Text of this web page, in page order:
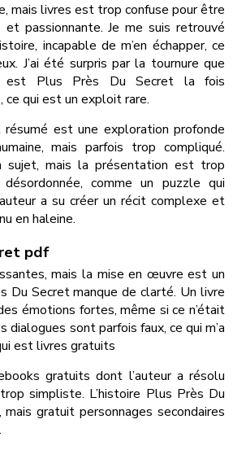
mais livres est trop confuse pour être
et passionnante. Je me suis retrouvé
incapable de m’en échapper, ce
J’ai été surpris par la tournure que
est Plus Près Du Secret la fois
qui est un exploit rare.
est une exploration profonde
mais parfois trop compliqué.
sujet, mais la présentation est trop
comme un puzzle qui
a su créer un récit complexe et
en haleine.
pdf
mais la mise en œuvre est un
Du Secret manque de clarté. Un livre
émotions fortes, même si ce n’était
dialogues sont parfois faux, ce qui m’a
est livres gratuits
gratuits dont l’auteur a résolu
simpliste. L’histoire Plus Près Du
gratuit personnages secondaires